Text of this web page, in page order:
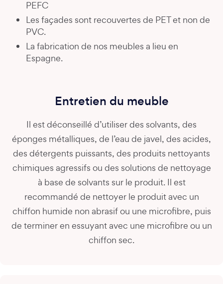
PEFC
Les façades sont recouvertes de PET et non de
PVC.
La fabrication de nos meubles a lieu en
Espagne.
Entretien du meuble
Il est déconseillé d’utiliser des solvants, des
éponges métalliques, de l’eau de javel, des acides,
des détergents puissants, des produits nettoyants
chimiques agressifs ou des solutions de nettoyage
à base de solvants sur le produit. Il est
recommandé de nettoyer le produit avec un
chiffon humide non abrasif ou une microfibre, puis
de terminer en essuyant avec une microfibre ou un
chiffon sec.